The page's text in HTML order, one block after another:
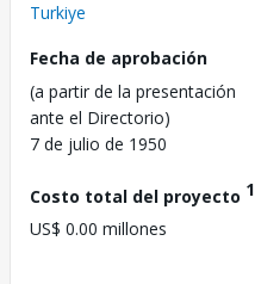
Turkiye
Fecha de aprobación
(a partir de la presentación
ante el Directorio)
7 de julio de 1950
Costo total del proyecto 1
US$ 0.00 millones